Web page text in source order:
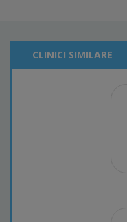
CLINICI SIMILARE